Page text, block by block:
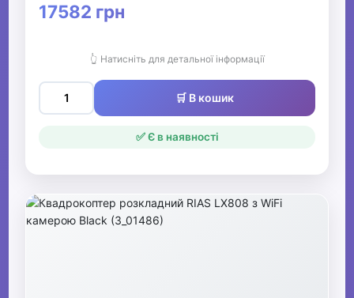
17582 грн
👆 Натисніть для детальної інформації
🛒 В кошик
✅ Є в наявності